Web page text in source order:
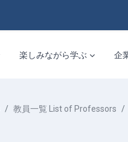
楽しみながら学ぶ 企
教員一覧 List of Professors